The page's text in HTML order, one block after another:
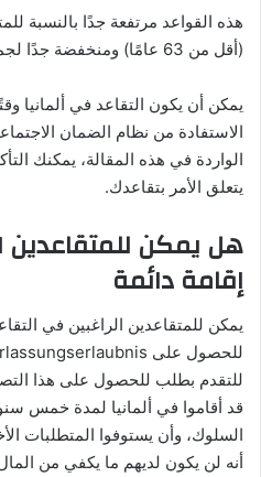
هذه القواعد مرتفعة جدًا بالنسبة
(أقل من 63 عامًا) ومنخفضة جدًا لجميع المتقاعدين الآخرين.
يمكن أن يكون التقاعد في ألمانيا
الاستفادة من نظام الضمان
الواردة في هذه المقالة، يمكنك
يتعلق الأمر بتقاعدك.
هل يمكن
إقامة دائمة
يمكن للمتقاعدين الراغبين في
للتقدم بطلب للحصول على هذا
قد أقاموا في ألمانيا لمدة خمس
السلوك، وأن يستوفوا المتطلبات
أنه لن يكون لديهم ما يكفي من